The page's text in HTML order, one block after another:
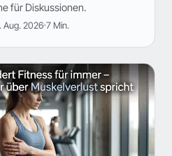
für Diskussionen.
Aug. 2026 7 Min.